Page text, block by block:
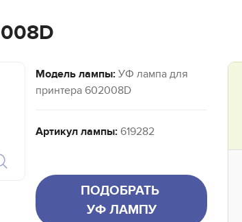
Модель лампы: УФ лампа для
принтера 602008D
Артикул лампы: 619282
ПОДОБРАТЬ
УФ ЛАМПУ